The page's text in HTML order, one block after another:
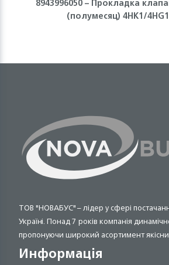
(полумесяц) 4HK1/
ТОВ "НОВАБУС" – лідер у сфері
Україні. Понад 7 років компанія
пропонуючи широкий асортимент
Информація